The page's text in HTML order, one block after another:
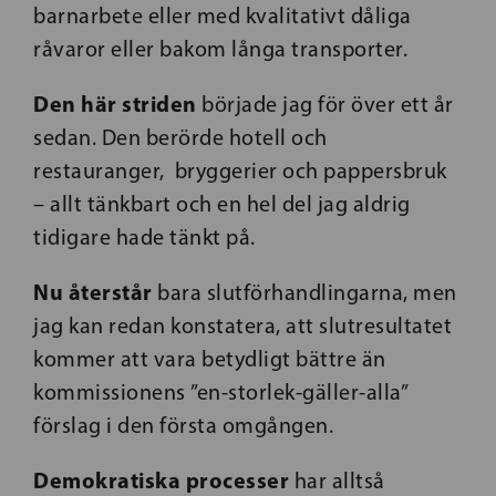
barnarbete eller med kvalitativt dåliga
råvaror eller bakom långa transporter.
Den här striden började jag för över ett år
sedan. Den berörde hotell och
restauranger, bryggerier och pappersbruk
– allt tänkbart och en hel del jag aldrig
tidigare hade tänkt på.
Nu återstår bara slutförhandlingarna, men
jag kan redan konstatera, att slutresultatet
kommer att vara betydligt bättre än
kommissionens ”en-storlek-gäller-alla”
förslag i den första omgången.
Demokratiska processer har alltså